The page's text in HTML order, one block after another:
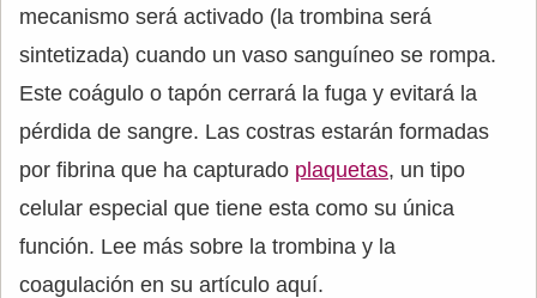
mecanismo será activado (la trombina será
sintetizada) cuando un vaso sanguíneo se rompa.
Este coágulo o tapón cerrará la fuga y evitará la
pérdida de sangre. Las costras estarán formadas
por fibrina que ha capturado plaquetas, un tipo
celular especial que tiene esta como su única
función. Lee más sobre la trombina y la
coagulación en su artículo aquí.